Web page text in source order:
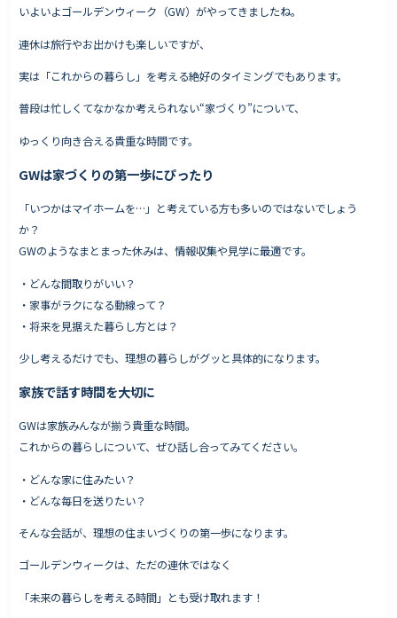
Works - 施工実績
オーナー様の声
お役立ちコラム
スタッフ紹介
Staff ブログ&News
いよいよゴールデンウィーク（GW）がやってきましたね。
連休は旅行やお出かけも楽しいですが、
実は「これからの暮らし」を考える絶好のタイミングでもあります。
普段は忙しくてなかなか考えられない“家づくり”について、
ゆっくり向き合える貴重な時間です。
GWは家づくりの第一歩にぴったり
「いつかはマイホームを…」と考えている方も多いのではないでしょう
か？
GWのようなまとまった休みは、情報収集や見学に最適です。
・どんな間取りがいい？
・家事がラクになる動線って？
・将来を見据えた暮らし方とは？
少し考えるだけでも、理想の暮らしがグッと具体的になります。
家族で話す時間を大切に
GWは家族みんなが揃う貴重な時間。
これからの暮らしについて、ぜひ話し合ってみてください。
・どんな家に住みたい？
・どんな毎日を送りたい？
そんな会話が、理想の住まいづくりの第一歩になります。
ゴールデンウィークは、ただの連休ではなく
「未来の暮らしを考える時間」とも受け取れます！